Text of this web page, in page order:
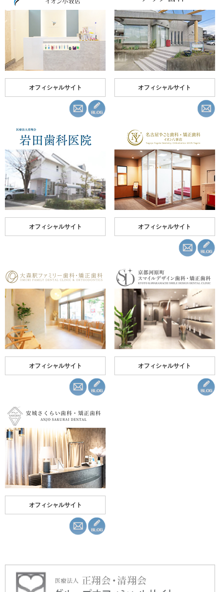
オフィシャルサイト オフィシャルサイト
オフィシャルサイト オフィシャルサイト
オフィシャルサイト オフィシャルサイト
オフィシャルサイト